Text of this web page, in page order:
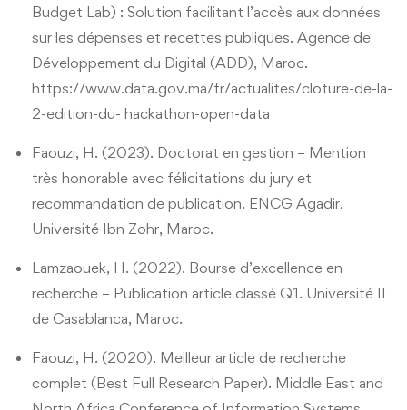
et
distinctions
Budget Lab) : Solution facilitant l’accès aux données
sur les dépenses et recettes publiques. Agence de
Développement du Digital (ADD), Maroc.
https://www.data.gov.ma/fr/actualites/cloture-de-la-
2-edition-du- hackathon-open-data
Faouzi, H. (2023). Doctorat en gestion – Mention
très honorable avec félicitations du jury et
recommandation de publication. ENCG Agadir,
Université Ibn Zohr, Maroc.
Lamzaouek, H. (2022). Bourse d’excellence en
recherche – Publication article classé Q1. Université II
de Casablanca, Maroc.
Faouzi, H. (2020). Meilleur article de recherche
complet (Best Full Research Paper). Middle East and